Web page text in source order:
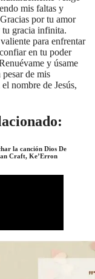
mis faltas y
por tu amor
gracia infinita.
para enfrentar
en tu poder
y úsame
de mis
nombre de Jesús,
la canción Dios De
Craft, Ke’Erron